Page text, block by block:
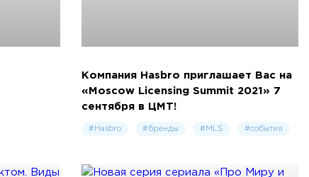
Компания Hasbro приглашает Вас на
«Moscow Licensing Summit 2021» 7
сентября в ЦМТ!
#Hasbro #бренды #MLS #события